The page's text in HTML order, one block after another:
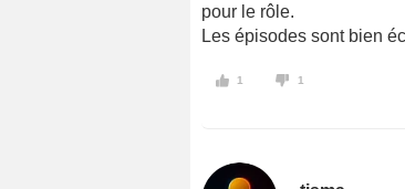
pour le rôle.
Les épisodes sont bien
1 1